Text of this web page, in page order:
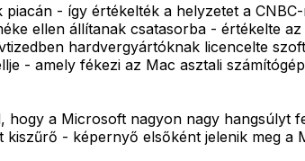
- így értékelték a helyzetet a
ellen állítanak csatasorba - értékelte
hardvergyártóknak licencelte
- amely fékezi az Mac asztali
a Microsoft nagyon nagy hangsúlyt
- képernyő elsőként jelenik meg a